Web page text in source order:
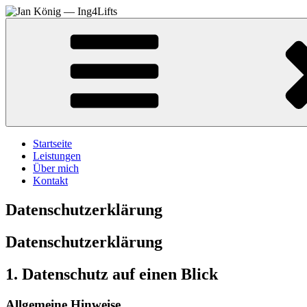
Zum
Inhalt
Startseite
Leistungen
Über mich
Kontakt
Datenschutzerklärung
Datenschutz­erklärung
1. Datenschutz auf einen Blick